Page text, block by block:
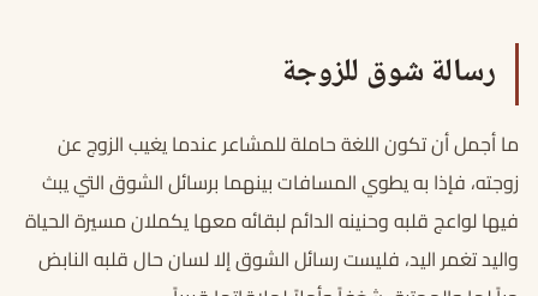
رسالة شوق للزوجة
ما أجمل أن تكون اللغة حاملة للمشاعر عندما يغيب الزوج عن
زوجته، فإذا به يطوي المسافات بينهما برسائل الشوق التي يبث
فيها لواعج قلبه وحنينه الدائم لبقائه معها يكملان مسيرة الحياة
واليد تغمر اليد، فليست رسائل الشوق إلا لسان حال قلبه النابض